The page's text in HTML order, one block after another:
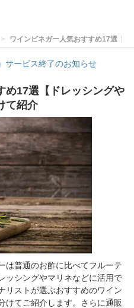
ワインビネガー人気おすすめ17選【
サービス終了のお知らせ
め17選【ドレッシングや
て紹介
は普通のお酢に比べてフルーテ
ッシングやマリネなどに活用で
リストが選ぶおすすめのワイン
けてご紹介します。さらに通販